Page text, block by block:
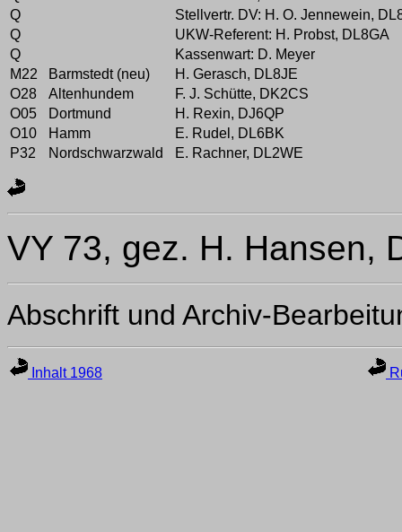
Q
Stellvertr. DV: H. O. Jennewein,
Q
UKW-Referent: H. Probst, DL8GA
Q
Kassenwart: D. Meyer
M22
Barmstedt (neu)
H. Gerasch, DL8JE
O28
Altenhundem
F. J. Schütte, DK2CS
O05
Dortmund
H. Rexin, DJ6QP
O10
Hamm
E. Rudel, DL6BK
P32
Nordschwarzwald E. Rachner, DL2WE
VY 73, gez. H. Hansen,
Abschrift und Archiv-
Inhalt 1968